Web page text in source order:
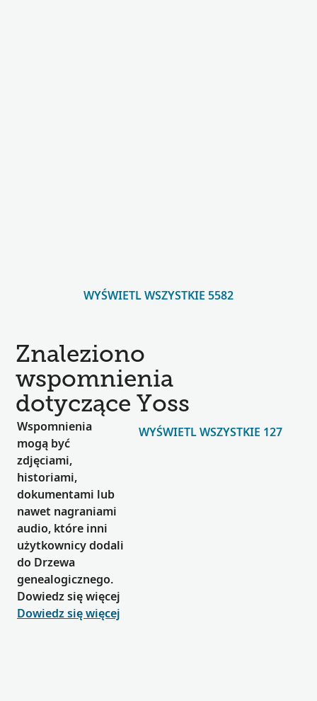
WYŚWIETL WSZYSTKIE 5582
Znaleziono
wspomnienia
dotyczące Yoss
Wspomnienia
mogą być
zdjęciami,
historiami,
dokumentami lub
nawet nagraniami
audio, które inni
użytkownicy dodali
do Drzewa
genealogicznego.
Dowiedz się więcej
Dowiedz się więcej
WYŚWIETL WSZYSTKIE 127